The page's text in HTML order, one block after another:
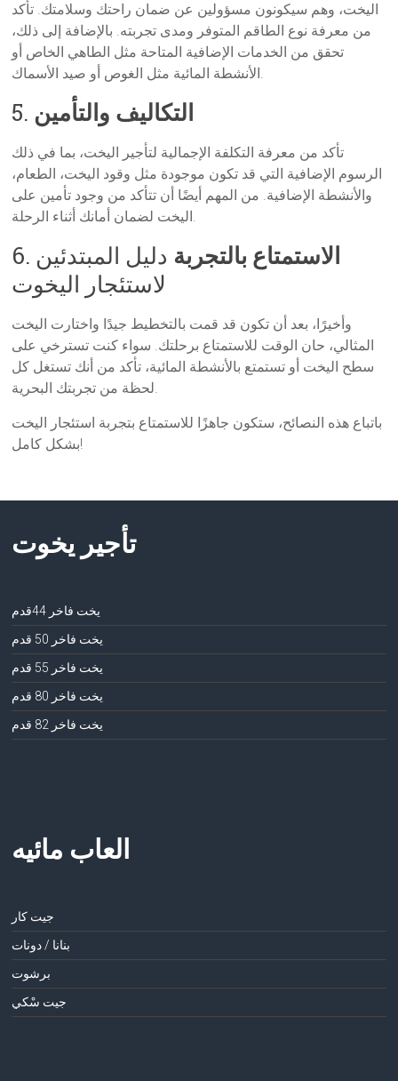
اليخت، وهم سيكونون مسؤولين عن ضمان راحتك وسلامتك. تأكد
من معرفة نوع الطاقم المتوفر ومدى تجربته. بالإضافة إلى ذلك،
تحقق من الخدمات الإضافية المتاحة مثل الطاهي الخاص أو
الأنشطة المائية مثل الغوص أو صيد الأسماك.
5. التكاليف والتأمين
تأكد من معرفة التكلفة الإجمالية لتأجير اليخت، بما في ذلك
الرسوم الإضافية التي قد تكون موجودة مثل وقود اليخت، الطعام،
والأنشطة الإضافية. من المهم أيضًا أن تتأكد من وجود تأمين على
اليخت لضمان أمانك أثناء الرحلة.
6. الاستمتاع بالتجربة دليل المبتدئين
لاستئجار اليخوت
وأخيرًا، بعد أن تكون قد قمت بالتخطيط جيدًا واختارت اليخت
المثالي، حان الوقت للاستمتاع برحلتك. سواء كنت تسترخي على
سطح اليخت أو تستمتع بالأنشطة المائية، تأكد من أنك تستغل كل
لحظة من تجربتك البحرية.
باتباع هذه النصائح، ستكون جاهزًا للاستمتاع بتجربة استئجار اليخت
بشكل كامل!
تأجير يخوت
يخت فاخر 44قدم
يخت فاخر 50 قدم
يخت فاخر 55 قدم
يخت فاخر 80 قدم
يخت فاخر 82 قدم
العاب مائيه
جيت كار
بنانا / دونات
برشوت
جيت سْكي